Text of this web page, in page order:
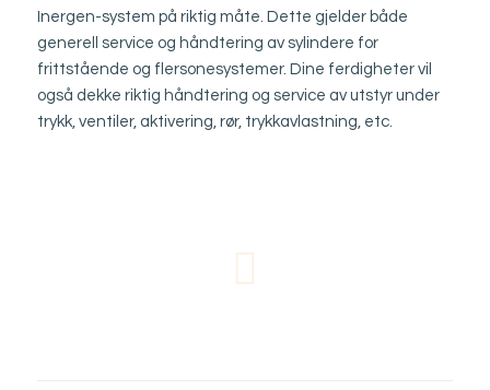
Inergen-system på riktig måte. Dette gjelder både
generell service og håndtering av sylindere for
frittstående og flersonesystemer. Dine ferdigheter vil
også dekke riktig håndtering og service av utstyr under
trykk, ventiler, aktivering, rør, trykkavlastning, etc.